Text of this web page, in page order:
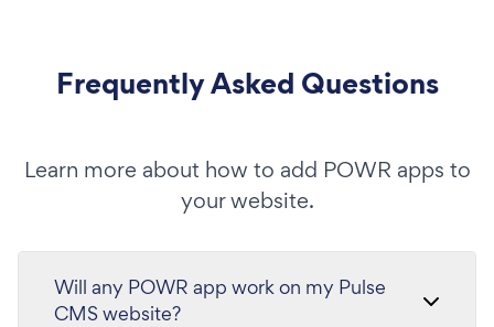
Frequently Asked Questions
Learn more about how to add POWR apps to
your website.
Will any POWR app work on my Pulse
CMS website?